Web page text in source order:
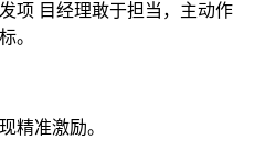
项 目经理敢于担当，主动作
。
精准激励。